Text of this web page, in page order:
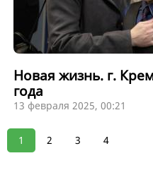
Новая жизнь. г.
года
13 февраля 2025, 00:21
1 2 3 4